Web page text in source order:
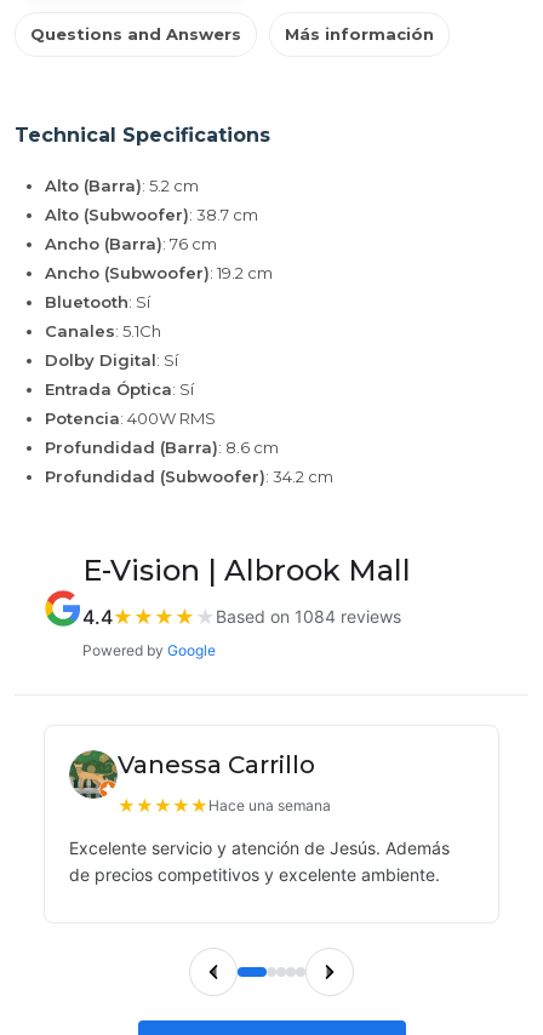
Questions and Answers Más información
Technical Specifications
Alto (Barra): 5.2 cm
Alto (Subwoofer): 38.7 cm
Ancho (Barra): 76 cm
Ancho (Subwoofer): 19.2 cm
Bluetooth: Sí
Canales: 5.1Ch
Dolby Digital: Sí
Entrada Óptica: Sí
Potencia: 400W RMS
Profundidad (Barra): 8.6 cm
Profundidad (Subwoofer): 34.2 cm
E-Vision | Albrook Mall
4.4★ ★ ★ ★ ★ Based on 1084 reviews
Powered by Google
Vanessa Carrillo
★★★★★ Hace una semana
Excelente servicio y atención de Jesús. Además
de precios competitivos y excelente ambiente.